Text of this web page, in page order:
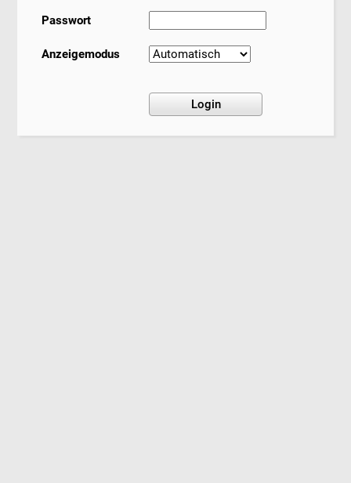
Passwort
Anzeigemodus